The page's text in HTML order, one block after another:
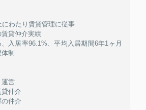
にわたり賃貸管理に従事
賃貸仲介実績
、入居率96.1%、平均入居期間6年1ヶ月
制
運営
貸仲介
の仲介